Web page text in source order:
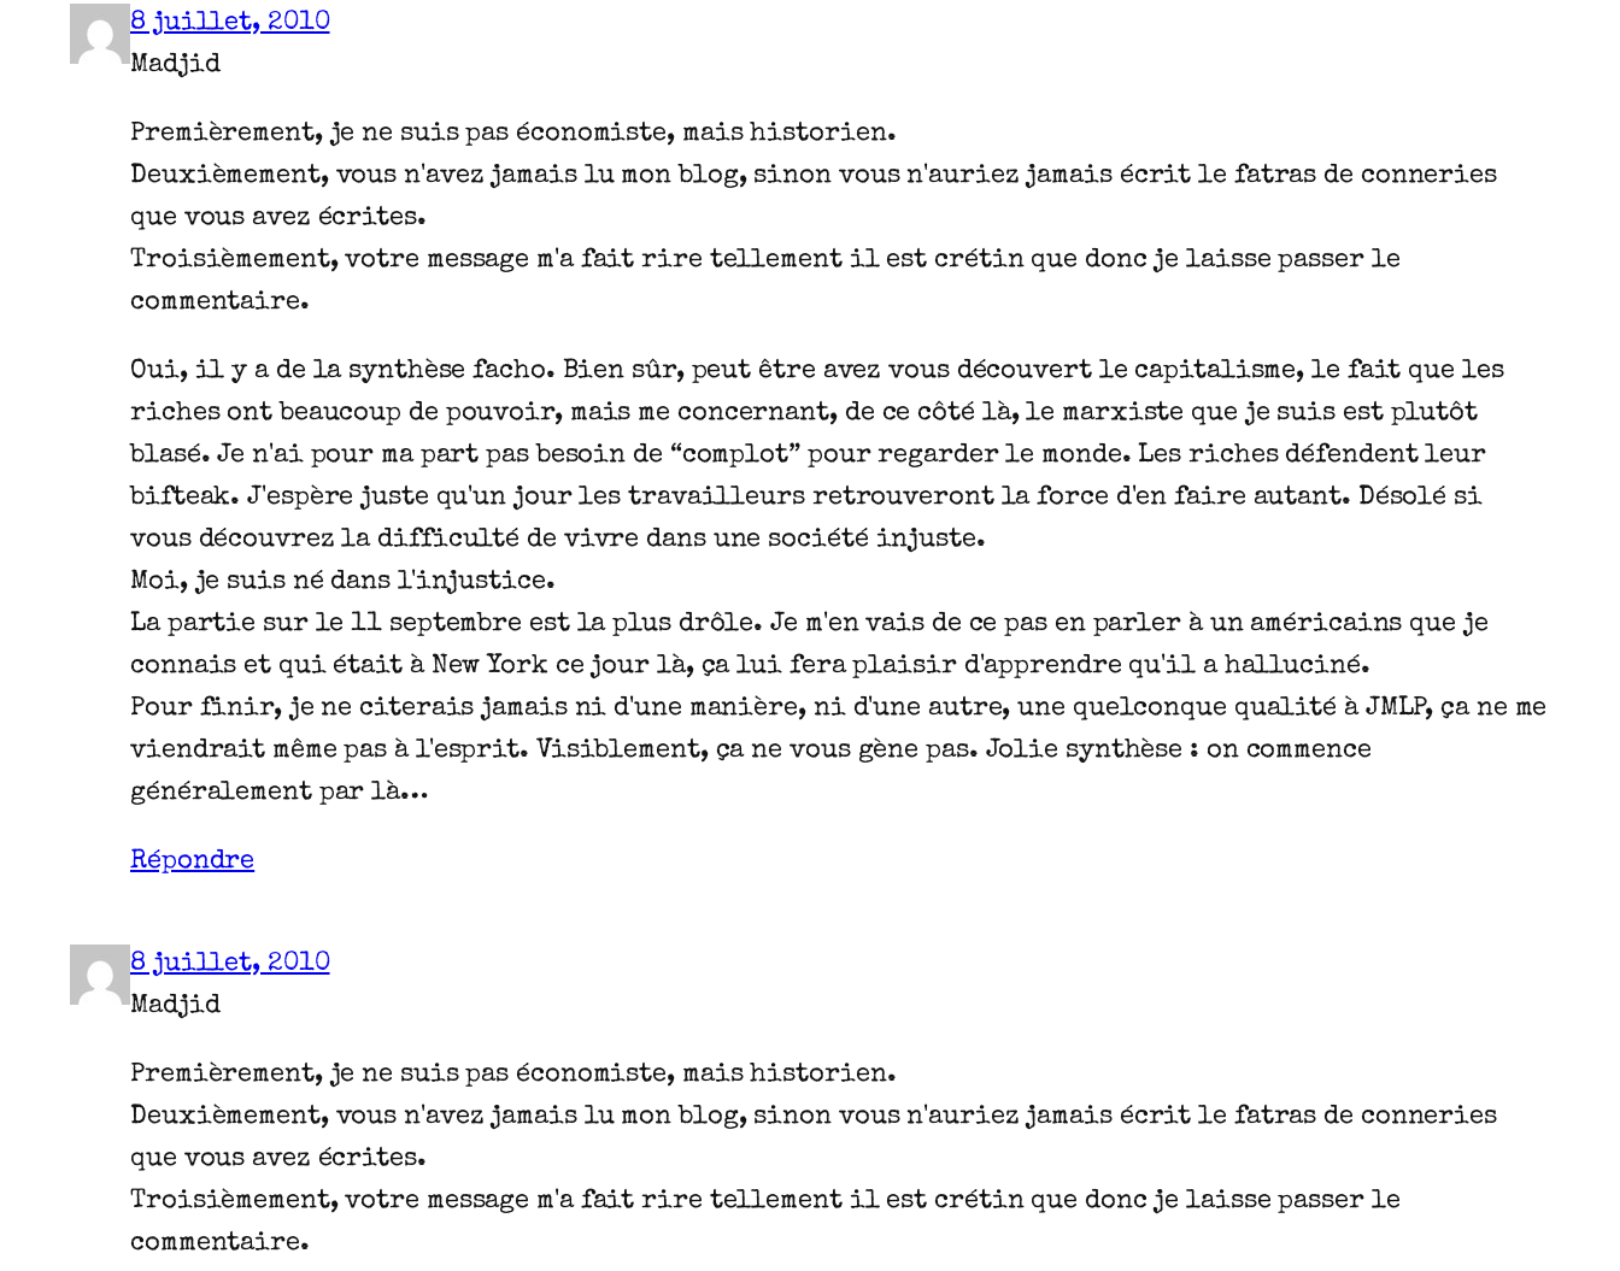
8 juillet, 2010
Madjid
Premièrement, je ne suis pas économiste, mais historien.
Deuxièmement, vous n'avez jamais lu mon blog, sinon vous n'auriez jamais écrit le fatras de conneries
que vous avez écrites.
Troisièmement, votre message m'a fait rire tellement il est crétin que donc je laisse passer le
commentaire.
Oui, il y a de la synthèse facho. Bien sûr, peut être avez vous découvert le capitalisme, le fait que les
riches ont beaucoup de pouvoir, mais me concernant, de ce côté là, le marxiste que je suis est plutôt
blasé. Je n'ai pour ma part pas besoin de “complot” pour regarder le monde. Les riches défendent leur
bifteak. J'espère juste qu'un jour les travailleurs retrouveront la force d'en faire autant. Désolé si
vous découvrez la difficulté de vivre dans une société injuste.
Moi, je suis né dans l'injustice.
La partie sur le 11 septembre est la plus drôle. Je m'en vais de ce pas en parler à un américains que je
connais et qui était à New York ce jour là, ça lui fera plaisir d'apprendre qu'il a halluciné.
Pour finir, je ne citerais jamais ni d'une manière, ni d'une autre, une quelconque qualité à JMLP, ça ne me
viendrait même pas à l'esprit. Visiblement, ça ne vous gène pas. Jolie synthèse : on commence
généralement par là…
Répondre
8 juillet, 2010
Madjid
Premièrement, je ne suis pas économiste, mais historien.
Deuxièmement, vous n'avez jamais lu mon blog, sinon vous n'auriez jamais écrit le fatras de conneries
que vous avez écrites.
Troisièmement, votre message m'a fait rire tellement il est crétin que donc je laisse passer le
commentaire.